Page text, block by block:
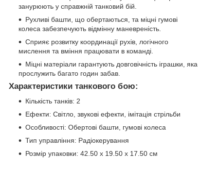
занурюють у справжній танковий бій.
Рухливі башти, що обертаються, та міцні гумові
колеса забезпечують відмінну маневреність.
Сприяє розвитку координації рухів, логічного
мислення та вміння працювати в команді.
Міцні матеріали гарантують довговічність іграшки, яка
прослужить багато годин забав.
Характеристики танкового бою:
Кількість танків: 2
Ефекти: Світло, звукові ефекти, імітація стрільби
Особливості: Обертові башти, гумові колеса
Тип управління: Радіокерування
Розмір упаковки: 42.50 x 19.50 x 17.50 см